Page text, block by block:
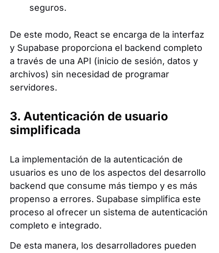
seguros.
De este modo, React se encarga de la interfaz
y Supabase proporciona el backend completo
a través de una API (inicio de sesión, datos y
archivos) sin necesidad de programar
servidores.
3. Autenticación de usuario
simplificada
La implementación de la autenticación de
usuarios es uno de los aspectos del desarrollo
backend que consume más tiempo y es más
propenso a errores. Supabase simplifica este
proceso al ofrecer un sistema de autenticación
completo e integrado.
De esta manera, los desarrolladores pueden